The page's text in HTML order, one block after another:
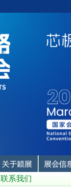
联系我们